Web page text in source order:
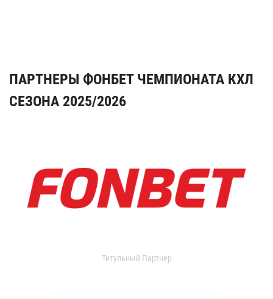
ПАРТНЕРЫ ФОНБЕТ ЧЕМПИОНАТА КХЛ
СЕЗОНА 2025/2026
Титульный Партнер